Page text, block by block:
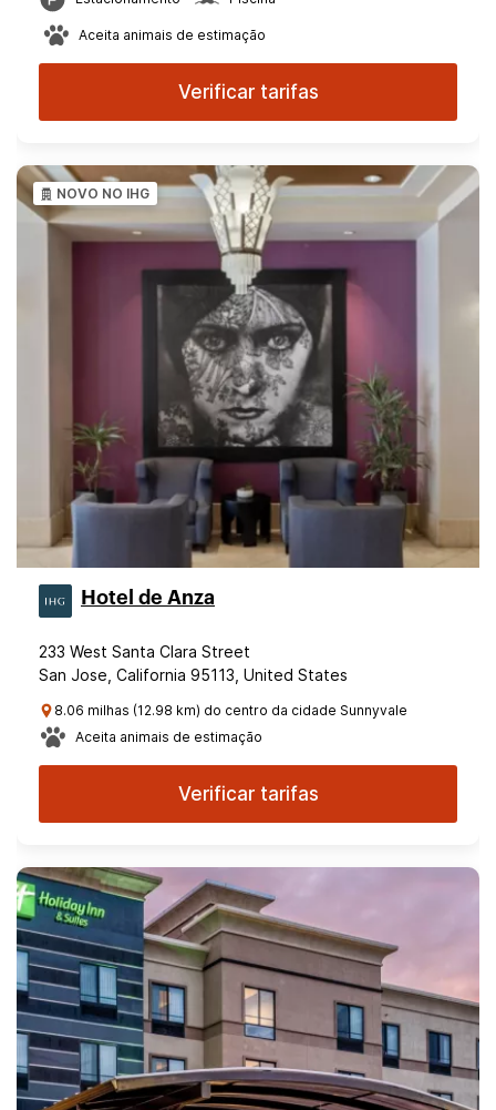
Aceita animais de estimação
Verificar tarifas
NOVO NO IHG
Hotel de Anza
233 West Santa Clara Street
San Jose, California 95113, United States
8.06 milhas (12.98 km) do centro da cidade Sunnyvale
Aceita animais de estimação
Verificar tarifas